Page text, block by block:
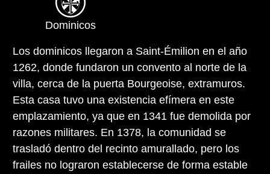
Dominicos
Los dominicos llegaron a Saint-Émilion en el año
1262, donde fundaron un convento al norte de la
villa, cerca de la puerta Bourgeoise, extramuros.
Esta casa tuvo una existencia efímera en este
emplazamiento, ya que en 1341 fue demolida por
razones militares. En 1378, la comunidad se
trasladó dentro del recinto amurallado, pero los
frailes no lograron establecerse de forma estable